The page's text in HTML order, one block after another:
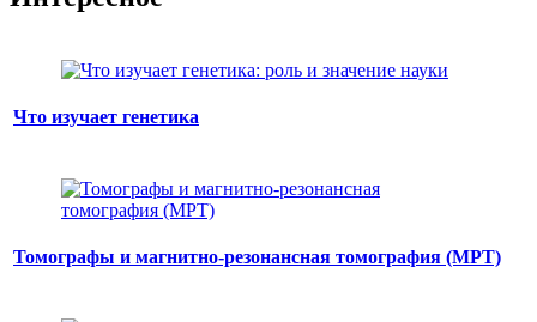
Что изучает генетика
Томографы и магнитно-резонансная томография (МРТ)